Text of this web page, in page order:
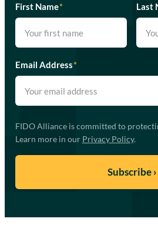
First Name* Last
Email Address*
FIDO Alliance is committed to
Learn more in our Privacy Policy.